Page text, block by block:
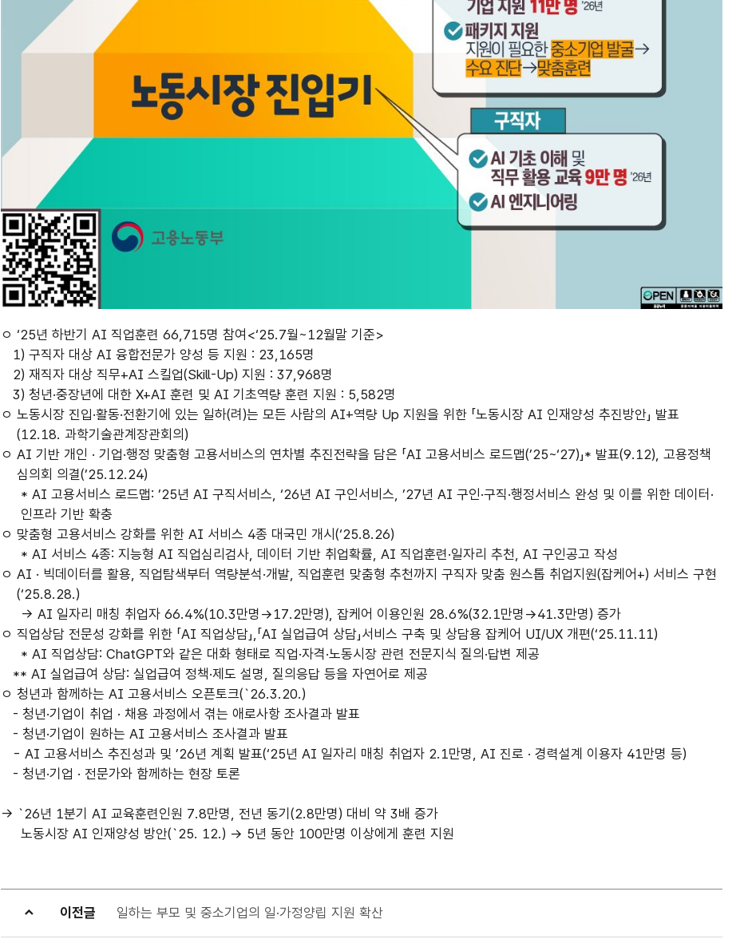
일하는
모든
사람을
위한
노동시장
전
단계
AI
전환
지원
확대
노동시장
인재양성
추진방안
(목)
ㅇ ‘25년 하반기 AI 직업훈련 66,715명 참여<‘25.7월~12월말 기준>
1) 구직자 대상 AI 융합전문가 양성 등 지원 : 23,165명
2) 재직자 대상 직무+AI 스킬업(Skill-Up) 지원 : 37,968명
3) 청년·중장년에 대한 X+AI 훈련 및 AI 기초역량 훈련 지원 : 5,582명
ㅇ 노동시장 진입·활동·전환기에 있는 일하(려)는 모든 사람의 AI+역량 Up 지원을 위한 「노동시장 AI 인재양성 추진방안」 발표
(12.18. 과학기술관계장관회의)
ㅇ AI 기반 개인 · 기업·행정 맞춤형 고용서비스의 연차별 추진전략을 담은 「AI 고용서비스 로드맵(’25~‘27)」* 발표(9.12), 고용정책
심의회 의결(’25.12.24)
* AI 고용서비스 로드맵: ’25년 AI 구직서비스, ‘26년 AI 구인서비스, ’27년 AI 구인·구직·행정서비스 완성 및 이를 위한 데이터·
인프라 기반 확충
ㅇ 맞춤형 고용서비스 강화를 위한 AI 서비스 4종 대국민 개시(‘25.8.26)
* AI 서비스 4종: 지능형 AI 직업심리검사, 데이터 기반 취업확률, AI 직업훈련·일자리 추천, AI 구인공고 작성
ㅇ AI · 빅데이터를 활용, 직업탐색부터 역량분석·개발, 직업훈련 맞춤형 추천까지 구직자 맞춤 원스톱 취업지원(잡케어+) 서비스 구현
(‘25.8.28.)
→ AI 일자리 매칭 취업자 66.4%(10.3만명→17.2만명), 잡케어 이용인원 28.6%(32.1만명→41.3만명) 증가
ㅇ 직업상담 전문성 강화를 위한 「AI 직업상담」,「AI 실업급여 상담」서비스 구축 및 상담용 잡케어 UI/UX 개편(‘25.11.11)
* AI 직업상담: ChatGPT와 같은 대화 형태로 직업·자격·노동시장 관련 전문지식 질의·답변 제공
** AI 실업급여 상담: 실업급여 정책·제도 설명, 질의응답 등을 자연어로 제공
ㅇ 청년과 함께하는 AI 고용서비스 오픈토크(`26.3.20.)
- 청년·기업이 취업 · 채용 과정에서 겪는 애로사항 조사결과 발표
- 청년·기업이 원하는 AI 고용서비스 조사결과 발표
- AI 고용서비스 추진성과 및 ’26년 계획 발표(‘25년 AI 일자리 매칭 취업자 2.1만명, AI 진로 · 경력설계 이용자 41만명 등)
- 청년·기업 · 전문가와 함께하는 현장 토론
→ `26년 1분기 AI 교육훈련인원 7.8만명, 전년 동기(2.8만명) 대비 약 3배 증가
노동시장 AI 인재양성 방안(`25. 12.) → 5년 동안 100만명 이상에게 훈련 지원
이전글 일하는 부모 및 중소기업의 일·가정양립 지원 확산